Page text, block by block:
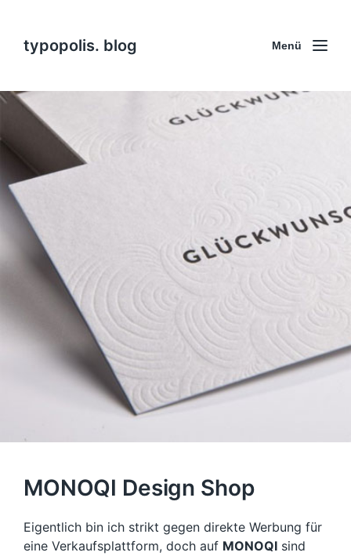
typopolis. blog Menü
MONOQI Design Shop
Eigentlich bin ich strikt gegen direkte Werbung für
eine Verkaufsplattform, doch auf MONOQI sind